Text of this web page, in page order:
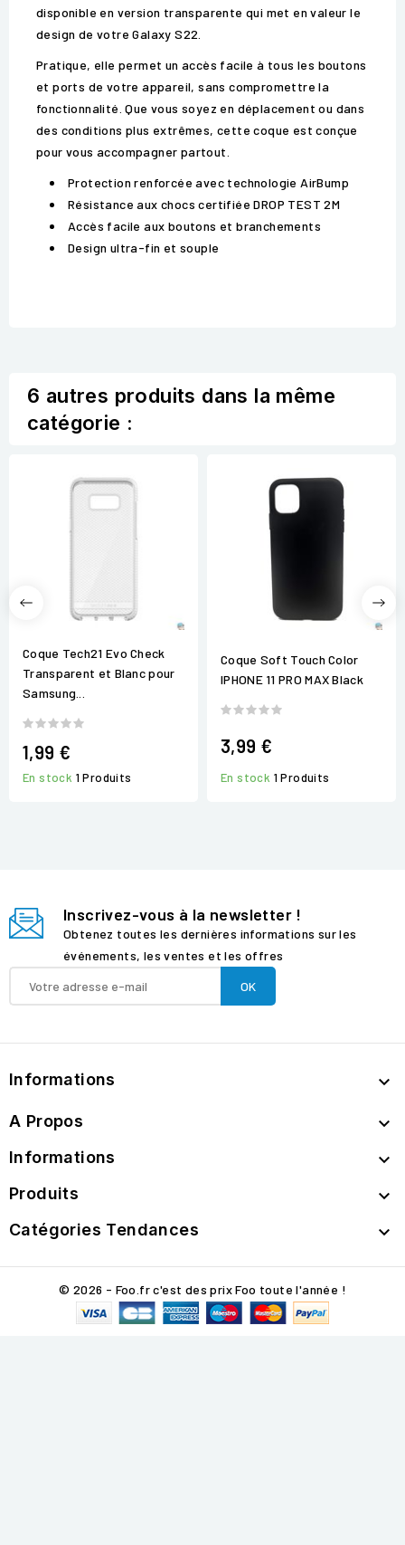
disponible en version transparente qui met en valeur le
design de votre Galaxy S22.
Pratique, elle permet un accès facile à tous les boutons
et ports de votre appareil, sans compromettre la
fonctionnalité. Que vous soyez en déplacement ou dans
des conditions plus extrêmes, cette coque est conçue
pour vous accompagner partout.
Protection renforcée avec technologie AirBump
Résistance aux chocs certifiée DROP TEST 2M
Accès facile aux boutons et branchements
Design ultra-fin et souple
6 autres produits dans la même
catégorie :
Coque Tech21 Evo Check
Transparent et Blanc pour
Samsung...
1,99 €
En stock 1 Produits
Coque Soft Touch Color
IPHONE 11 PRO MAX Black
3,99 €
En stock 1 Produits
Inscrivez-vous à la newsletter !
Obtenez toutes les dernières informations sur les
événements, les ventes et les offres
Informations 
A Propos 
Informations 
Produits 
Catégories Tendances 
© 2026 - Foo.fr c'est des prix Foo toute l'année !